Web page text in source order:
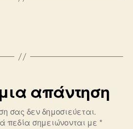
απάντηση
σας δεν δημοσιεύεται.
πεδία σημειώνονται με *